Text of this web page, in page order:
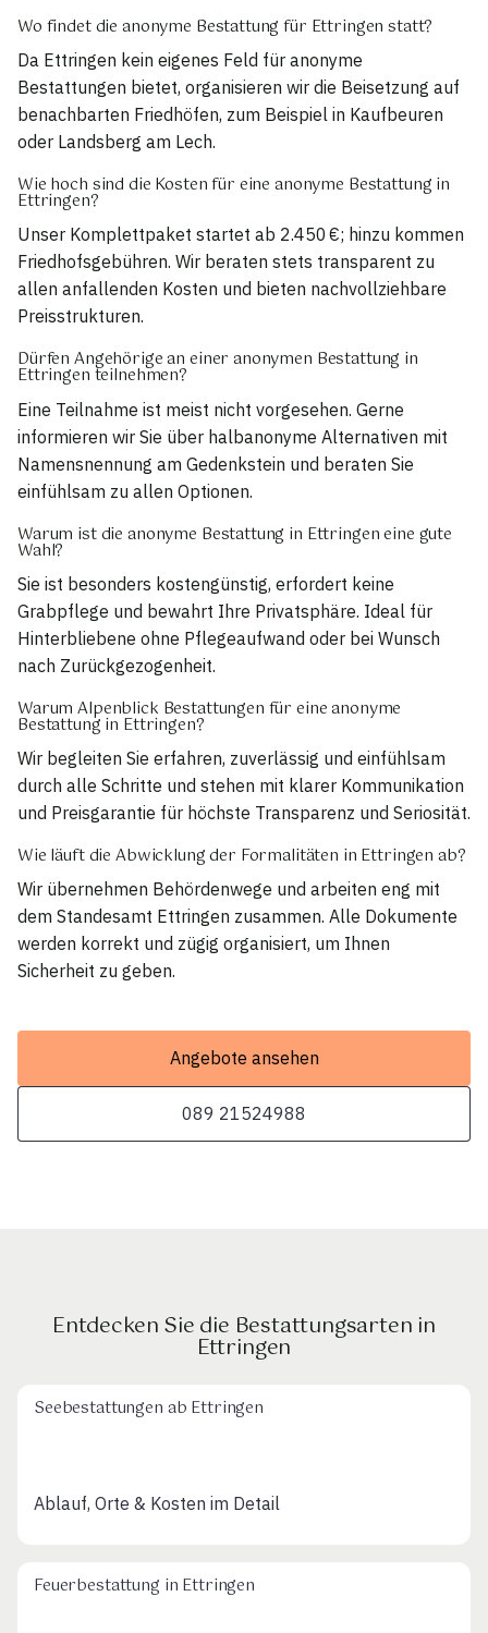
Wo findet die anonyme Bestattung für Ettringen statt?
Da Ettringen kein eigenes Feld für anonyme
Bestattungen bietet, organisieren wir die Beisetzung auf
benachbarten Friedhöfen, zum Beispiel in Kaufbeuren
oder Landsberg am Lech.
Wie hoch sind die Kosten für eine anonyme Bestattung in
Ettringen?
Unser Komplettpaket startet ab 2.450 €; hinzu kommen
Friedhofsgebühren. Wir beraten stets transparent zu
allen anfallenden Kosten und bieten nachvollziehbare
Preisstrukturen.
Dürfen Angehörige an einer anonymen Bestattung in
Ettringen teilnehmen?
Eine Teilnahme ist meist nicht vorgesehen. Gerne
informieren wir Sie über halbanonyme Alternativen mit
Namensnennung am Gedenkstein und beraten Sie
einfühlsam zu allen Optionen.
Warum ist die anonyme Bestattung in Ettringen eine gute
Wahl?
Sie ist besonders kostengünstig, erfordert keine
Grabpflege und bewahrt Ihre Privatsphäre. Ideal für
Hinterbliebene ohne Pflegeaufwand oder bei Wunsch
nach Zurückgezogenheit.
Warum Alpenblick Bestattungen für eine anonyme
Bestattung in Ettringen?
Wir begleiten Sie erfahren, zuverlässig und einfühlsam
durch alle Schritte und stehen mit klarer Kommunikation
und Preisgarantie für höchste Transparenz und Seriosität.
Wie läuft die Abwicklung der Formalitäten in Ettringen ab?
Wir übernehmen Behördenwege und arbeiten eng mit
dem Standesamt Ettringen zusammen. Alle Dokumente
werden korrekt und zügig organisiert, um Ihnen
Sicherheit zu geben.
Angebote ansehen
089 21524988
Entdecken Sie die Bestattungsarten in
Ettringen
Seebestattungen ab Ettringen
Ablauf, Orte & Kosten im Detail
Feuerbestattung in Ettringen